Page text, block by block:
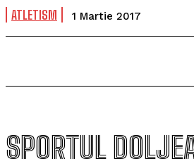
ATLETISM 1 Martie 2017
SPORTUL